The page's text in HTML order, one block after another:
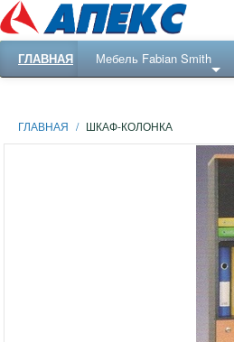
ГЛАВНАЯ Мебель Fabian Smith
ГЛАВНАЯ / ШКАФ-КОЛОНКА